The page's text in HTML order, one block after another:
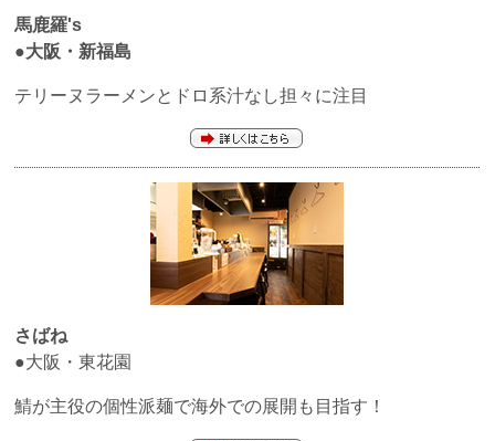
馬鹿羅's
●大阪・新福島
テリーヌラーメンとドロ系汁なし担々に注目
さばね
●大阪・東花園
鯖が主役の個性派麺で海外での展開も目指す！